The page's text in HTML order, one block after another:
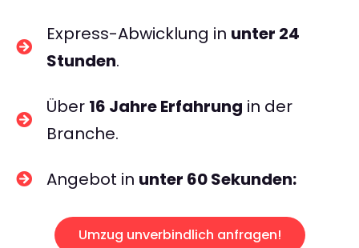
Express-Abwicklung in unter 24
Stunden.
Über 16 Jahre Erfahrung in der
Branche.
Angebot in unter 60 Sekunden:
Umzug unverbindlich anfragen!